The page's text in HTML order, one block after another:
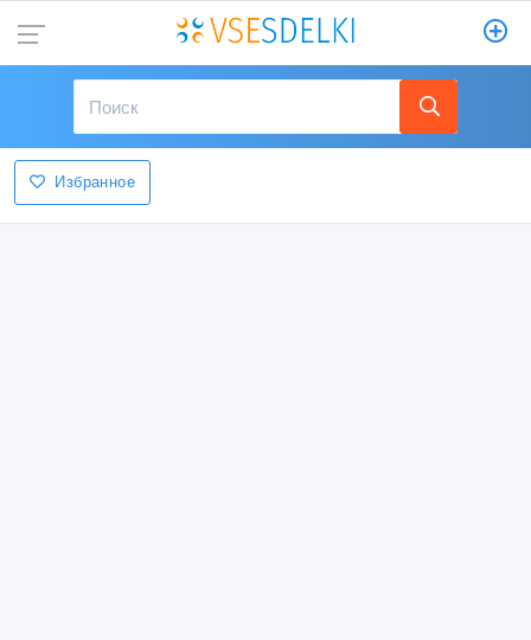
Избранное